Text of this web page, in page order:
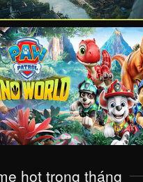
VIEW
hot trong tháng